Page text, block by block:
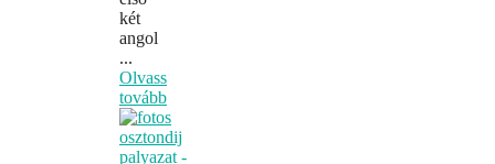
két
angol
...
Olvass
tovább